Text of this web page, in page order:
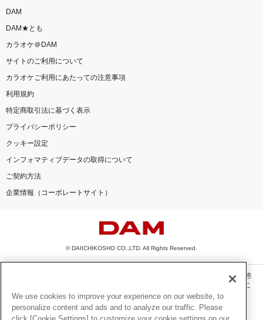
DAM
DAM★とも
カラオケ＠DAM
サイトのご利用について
カラオケご利用にあたっての注意事項
利用規約
特定商取引法に基づく表示
プライバシーポリシー
クッキー設定
インフォマティブデータの取得について
ご契約方法
企業情報（コーポレートサイト）
© DAIICHIKOSHO CO.,LTD. All Rights Reserved.
このサイトに掲載されている一切の文章・画像・写真・動画・音声等を、手段や形態
を問わず、著作権法の定める範囲を超えて無断で複製、転載、ファイル化などするこ
とを禁じます。
楽曲及びコンテンツは、機種によりご利用いただけない場合があります。
We use cookies to improve your experience on our website, to
personalize content and ads and to analyze our traffic. Please